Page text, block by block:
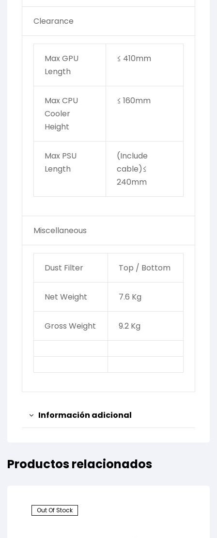
Clearance
Max GPU
Length
≤ 410mm
Max CPU
Cooler
Height
≤ 160mm
Max PSU
Length
(Include
cable)≤
240mm
Miscellaneous
Dust Filter Top / Bottom
Net Weight 7.6 Kg
Gross Weight 9.2 Kg
Información adicional
Productos relacionados
Out Of Stock